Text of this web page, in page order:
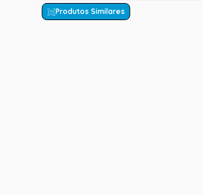
Produtos Similares